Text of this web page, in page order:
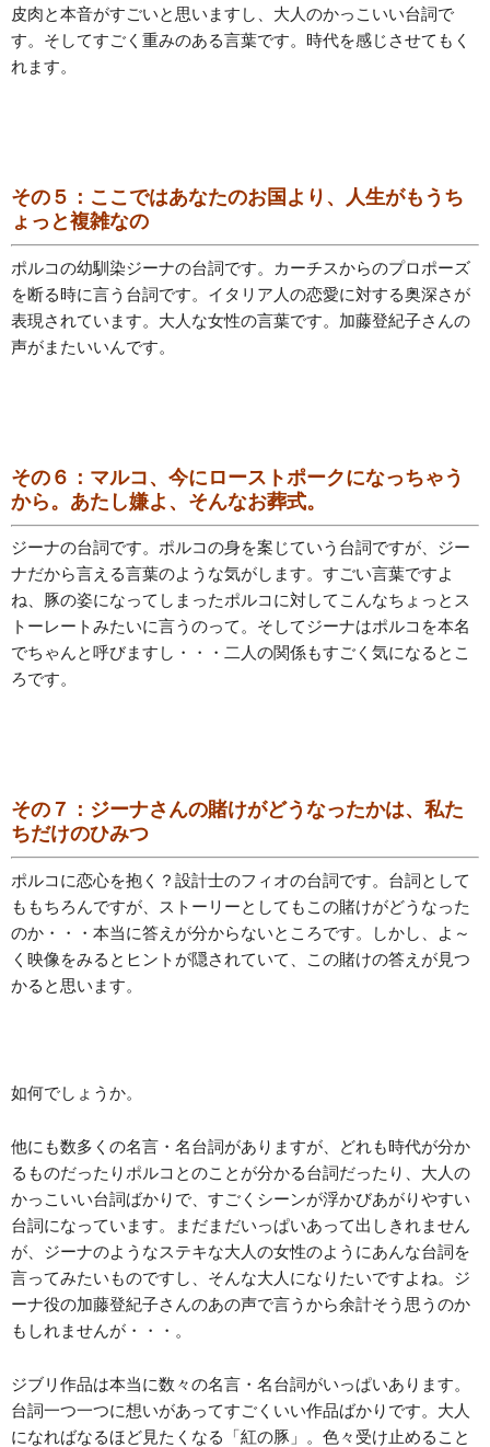
皮肉と本音がすごいと思いますし、大人のかっこいい台詞で
す。そしてすごく重みのある言葉です。時代を感じさせてもく
れます。
その５：ここではあなたのお国より、人生がもうち
ょっと複雑なの
ポルコの幼馴染ジーナの台詞です。カーチスからのプロポーズ
を断る時に言う台詞です。イタリア人の恋愛に対する奥深さが
表現されています。大人な女性の言葉です。加藤登紀子さんの
声がまたいいんです。
その６：マルコ、今にローストポークになっちゃう
から。あたし嫌よ、そんなお葬式。
ジーナの台詞です。ポルコの身を案じていう台詞ですが、ジー
ナだから言える言葉のような気がします。すごい言葉ですよ
ね、豚の姿になってしまったポルコに対してこんなちょっとス
トーレートみたいに言うのって。そしてジーナはポルコを本名
でちゃんと呼びますし・・・二人の関係もすごく気になるとこ
ろです。
その７：ジーナさんの賭けがどうなったかは、私た
ちだけのひみつ
ポルコに恋心を抱く？設計士のフィオの台詞です。台詞として
ももちろんですが、ストーリーとしてもこの賭けがどうなった
のか・・・本当に答えが分からないところです。しかし、よ～
く映像をみるとヒントが隠されていて、この賭けの答えが見つ
かると思います。
如何でしょうか。
他にも数多くの名言・名台詞がありますが、どれも時代が分か
るものだったりポルコとのことが分かる台詞だったり、大人の
かっこいい台詞ばかりで、すごくシーンが浮かびあがりやすい
台詞になっています。まだまだいっぱいあって出しきれません
が、ジーナのようなステキな大人の女性のようにあんな台詞を
言ってみたいものですし、そんな大人になりたいですよね。ジ
ーナ役の加藤登紀子さんのあの声で言うから余計そう思うのか
もしれませんが・・・。
ジブリ作品は本当に数々の名言・名台詞がいっぱいあります。
台詞一つ一つに想いがあってすごくいい作品ばかりです。大人
になればなるほど見たくなる「紅の豚」。色々受け止めること